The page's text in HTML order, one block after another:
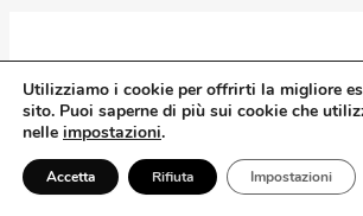
Il tuo indirizzo email non sarà
obbligatori sono contrassegnati*
Utilizziamo i cookie per offrirti la migliore
sito. Puoi saperne di più sui cookie che
nelle impostazioni.
Accetta Rifiuta Impostazioni